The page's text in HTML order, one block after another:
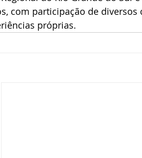
com participação de
próprias.